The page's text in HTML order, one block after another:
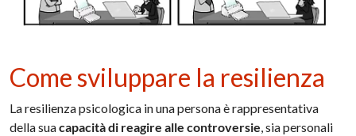
Come sviluppare la resilienza
La resilienza psicologica in una persona è rappresentativa
della suacapacità di reagire alle controversie, sia personali